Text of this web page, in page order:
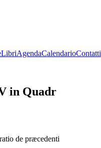
LibriAgendaCalendarioContatti
in Quadr
de præcedenti